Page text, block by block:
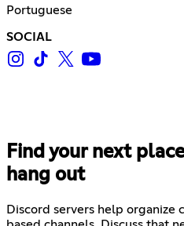
Portuguese
SOCIAL
Find your next
hang out
Discord servers help organize